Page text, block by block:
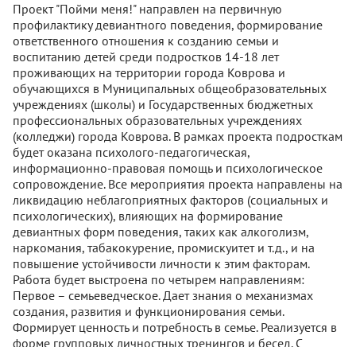
Проект "Пойми меня!" направлен на первичную
профилактику девиантного поведения, формирование
ответственного отношения к созданию семьи и
воспитанию детей среди подростков 14-18 лет
проживающих на территории города Коврова и
обучающихся в Муниципальных общеобразовательных
учреждениях (школы) и Государственных бюджетных
профессиональных образовательных учреждениях
(колледжи) города Коврова. В рамках проекта подросткам
будет оказана психолого-педагогическая,
информационно-правовая помощь и психологическое
сопровождение. Все мероприятия проекта направлены на
ликвидацию неблагоприятных факторов (социальных и
психологических), влияющих на формирование
девиантных форм поведения, таких как алкоголизм,
наркомания, табакокурение, промискуитет и т.д., и на
повышение устойчивости личности к этим факторам.
Работа будет выстроена по четырем направлениям:
Первое – семьеведческое. Дает знания о механизмах
создания, развития и функционирования семьи.
Формирует ценность и потребность в семье. Реализуется в
форме групповых личностных тренингов и бесед. С